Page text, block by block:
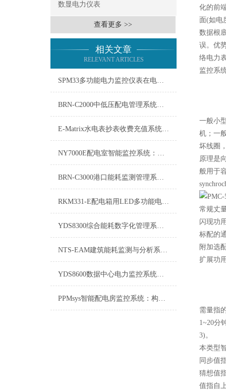
数显电力仪表
查看更多 >>
相关文章
RELEVANT ARTICLES
SPM33多功能电力监控仪表在电力系统中的应用
BRN-C2000中低压配电管理系统：提升电力供应的智能化与可靠性
E-Matrix水电表抄表收费充值系统介绍
NY7000E配电室智能监控系统：智能化管理与安全新篇章
BRN-C3000港口能耗监测管理系统：构建绿色、智能的港口能源管理新模式
RKM331-E配电箱用LED多功能电力仪表
YDS8300综合能耗数字化管理系统介绍
NTS-EAM建筑能耗监测与分析系统：开启智能建筑节能新时代
YDS8600数据中心电力监控系统：守护数字世界的心脏
PPMsys智能配电房监控系统：构建安全、高效、绿色的电力管理中枢
化的前
面(如电
数据根
误。优
络电力
监控系
一般小
机；一
坏线圈
原理是
般用于
常规丈
闪现功
标配的
附加选
扩展功
需量指
1~20分
3)。
本类型
同步值
猜想值
值指自